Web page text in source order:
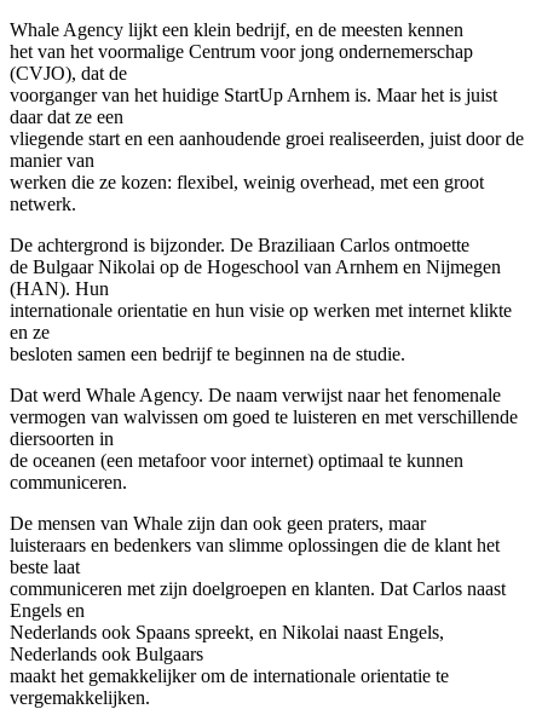
Whale Agency lijkt een klein bedrijf, en de meesten kennen
het van het voormalige Centrum voor jong ondernemerschap
(CVJO), dat de
voorganger van het huidige StartUp Arnhem is. Maar het is juist
daar dat ze een
vliegende start en een aanhoudende groei realiseerden, juist door de
manier van
werken die ze kozen: flexibel, weinig overhead, met een groot
netwerk.
De achtergrond is bijzonder. De Braziliaan Carlos ontmoette
de Bulgaar Nikolai op de Hogeschool van Arnhem en Nijmegen
(HAN). Hun
internationale orientatie en hun visie op werken met internet klikte
en ze
besloten samen een bedrijf te beginnen na de studie.
Dat werd Whale Agency. De naam verwijst naar het fenomenale
vermogen van walvissen om goed te luisteren en met verschillende
diersoorten in
de oceanen (een metafoor voor internet) optimaal te kunnen
communiceren.
De mensen van Whale zijn dan ook geen praters, maar
luisteraars en bedenkers van slimme oplossingen die de klant het
beste laat
communiceren met zijn doelgroepen en klanten. Dat Carlos naast
Engels en
Nederlands ook Spaans spreekt, en Nikolai naast Engels,
Nederlands ook Bulgaars
maakt het gemakkelijker om de internationale orientatie te
vergemakkelijken.